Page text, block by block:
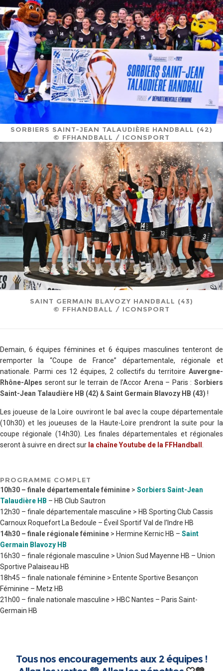
SORBIERS SAINT-JEAN TALAUDIÈRE HANDBALL (42)
© FFHANDBALL / ICONSPORT
SAINT GERMAIN BLAVOZY HANDBALL (43)
© FFHANDBALL / ICONSPORT
Demain, 6 équipes féminines et 6 équipes masculines tenteront de
remporter la “Coupe de France” départementale, régionale et
nationale. Parmi ces 12 équipes, 2 collectifs du territoire Auvergne-
Rhône-Alpes seront sur le terrain de l’Accor Arena – Paris : Sorbiers
Saint-Jean Talaudière HB (42) & Saint Germain Blavozy HB (43) !
Les joueuse de la Loire ouvriront le bal avec la coupe départementale
(10h30) et les joueuses de la Haute-Loire prendront la suite pour la
coupe régionale (14h30). Les finales départementales et régionales
seront à suivre en direct sur la chaîne Youtube de la FFHandball
PROGRAMME COMPLET
10h30 – finale départementale féminine > Sorbiers Saint-Jean
Talaudière HB – HB Club Sautron
12h30 – finale départementale masculine > HB Sporting Club Cassis
Carnoux Roquefort La Bedoule – Éveil Sportif Val de l’Indre HB
14h30 – finale régionale féminine > Hermine Kernic HB – Saint
Germain Blavozy HB
16h30 – finale régionale masculine > Union Sud Mayenne HB – Union
Sportive Palaiseau HB
18h45 – finale nationale féminine > Entente Sportive Besançon
Féminine – Metz HB
21h00 – finale nationale masculine > HBC Nantes – Paris Saint-
Germain HB
Tous nos encouragements aux 2 équipes !